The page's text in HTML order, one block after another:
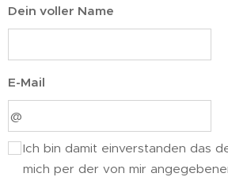
Dein voller Name
E-Mail
Ich bin damit einverstanden das
mich per der von mir